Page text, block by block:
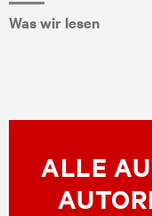
Was wir lesen
ALLE